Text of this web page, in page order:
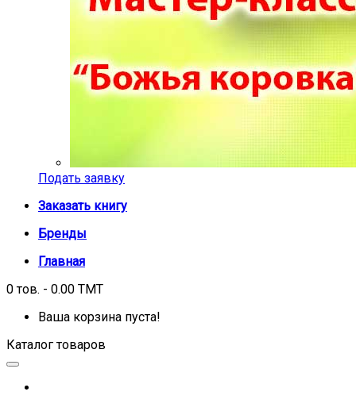
Подать заявку
Заказать книгу
Бренды
Главная
0 тов. - 0.00 TMT
Ваша корзина пуста!
Каталог товаров